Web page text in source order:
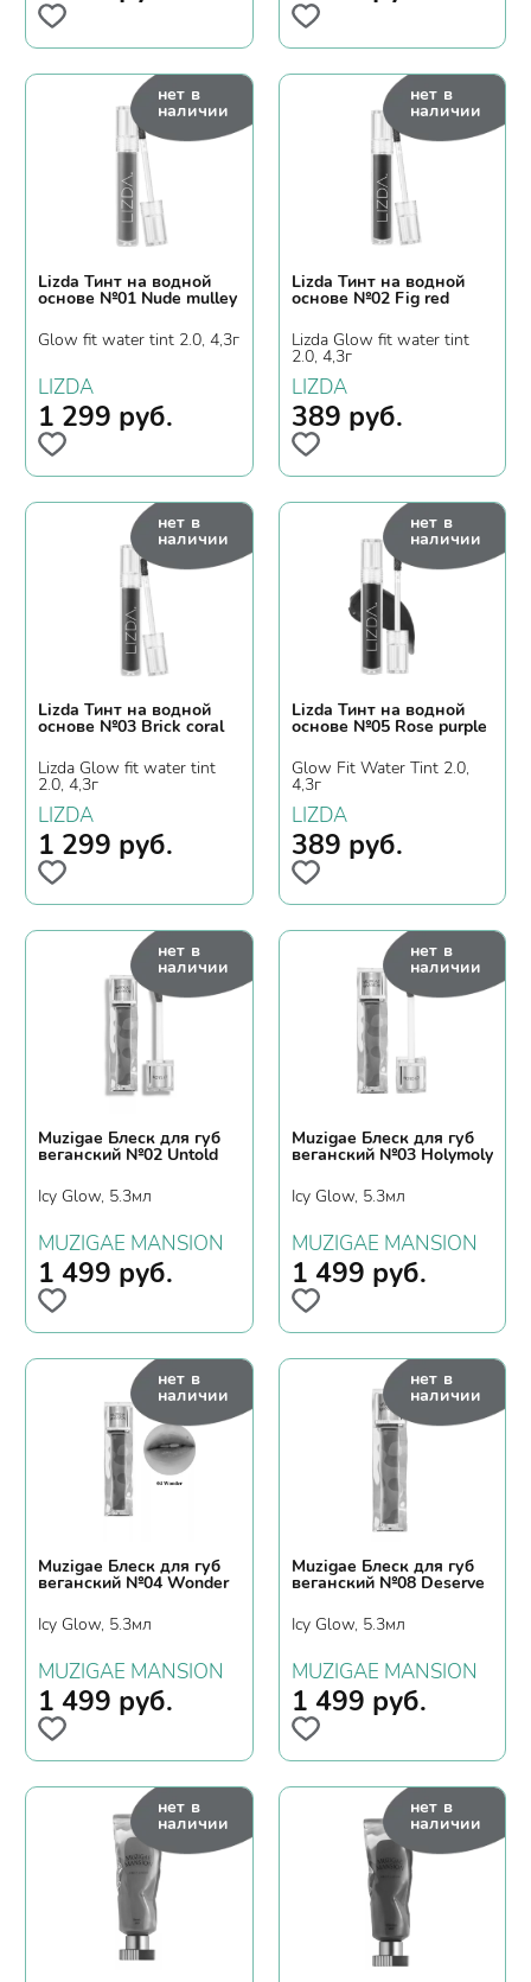
нет в
наличии
Lizda Тинт на водной
основе №01 Nude mulley
Glow fit water tint 2.0, 4,3г
LIZDA
1 299 руб.
нет в
наличии
Lizda Тинт на водной
основе №02 Fig red
Lizda Glow fit water tint
2.0, 4,3г
LIZDA
389 руб.
нет в
наличии
Lizda Тинт на водной
основе №03 Brick coral
Lizda Glow fit water tint
2.0, 4,3г
LIZDA
1 299 руб.
нет в
наличии
Lizda Тинт на водной
основе №05 Rose purple
Glow Fit Water Tint 2.0,
4,3г
LIZDA
389 руб.
нет в
наличии
Muzigae Блеск для губ
веганский №02 Untold
Icy Glow, 5.3мл
MUZIGAE MANSION
1 499 руб.
нет в
наличии
Muzigae Блеск для губ
веганский №03 Holymoly
Icy Glow, 5.3мл
MUZIGAE MANSION
1 499 руб.
нет в
наличии
Muzigae Блеск для губ
веганский №04 Wonder
Icy Glow, 5.3мл
MUZIGAE MANSION
1 499 руб.
нет в
наличии
Muzigae Блеск для губ
веганский №08 Deserve
Icy Glow, 5.3мл
MUZIGAE MANSION
1 499 руб.
нет в
наличии
нет в
наличии